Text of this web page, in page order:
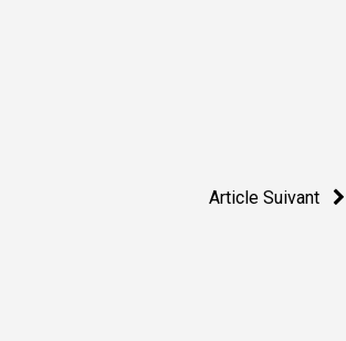
Article Suivant